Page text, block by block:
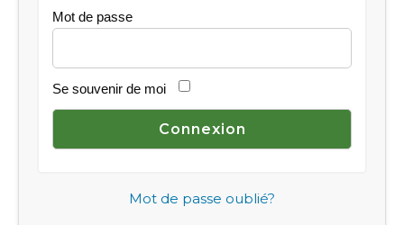
Mot de passe
Se souvenir de moi
Mot de passe oublié?